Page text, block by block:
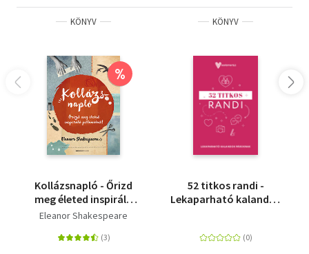
KÖNYV
%
Kollázsnapló - Őrizd
meg életed inspiráló
pillanatait!
Eleanor Shakespeare
KÖNYV
52 titkos randi -
Lekaparható kalandok